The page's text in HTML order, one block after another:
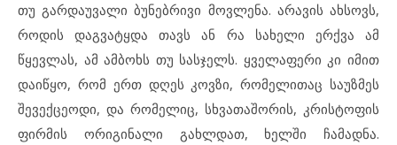
თუ გარდაუვალი ბუნებრივი მოვლენა. არავის ახსოვს,
როდის დაგვატყდა თავს ან რა სახელი ერქვა ამ
წყევლას, ამ ამბოხს თუ სასჯელს. ყველაფერი კი იმით
დაიწყო, რომ ერთ დღეს კოვზი, რომელითაც საუზმეს
შევექცეოდი, და რომელიც, სხვათაშორის, კრისტოფის
ფირმის ორიგინალი გახლდათ, ხელში ჩამადნა.